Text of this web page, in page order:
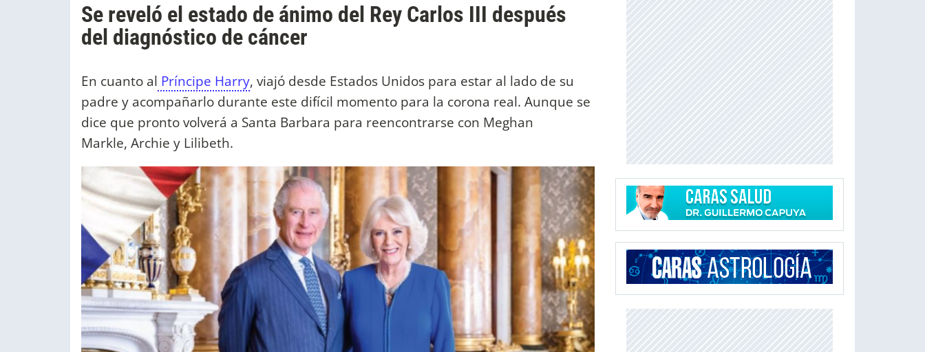
Se reveló el estado de ánimo del Rey Carlos III después
del diagnóstico de cáncer
En cuanto al Príncipe Harry, viajó desde Estados Unidos para estar al lado de su
padre y acompañarlo durante este difícil momento para la corona real. Aunque se
dice que pronto volverá a Santa Barbara para reencontrarse con Meghan
Markle, Archie y Lilibeth.